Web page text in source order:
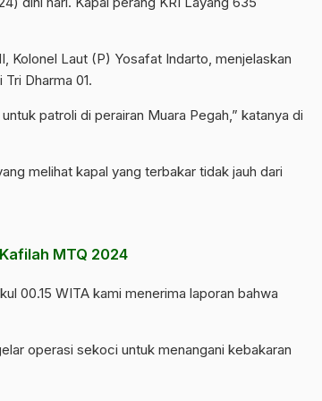
Kolonel Laut (P) Yosafat Indarto, menjelaskan
Dharma 01.
patroli di perairan Muara Pegah,” katanya di
melihat kapal yang terbakar tidak jauh dari
MTQ 2024
00.15 WITA kami menerima laporan bahwa
operasi sekoci untuk menangani kebakaran